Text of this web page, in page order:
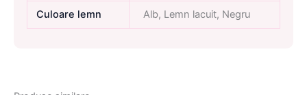
Culoare lemn Alb, Lemn lacuit, Negru